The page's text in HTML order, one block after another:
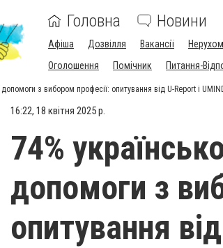
Головна Новини
Афіша Дозвілля Вакансії
Оголошення
Помічник Питання-
з вибором професії: опитування від U-Report і
16:22, 18 квітня 2025 р.
74%
допомоги з
опитування